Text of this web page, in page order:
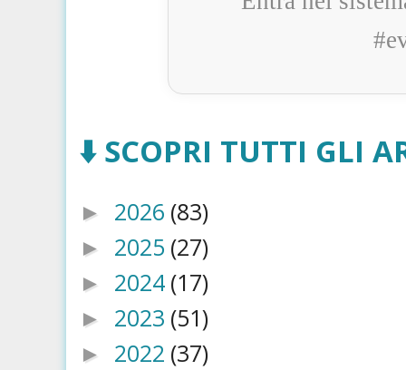
⬇️ SCOPRI TUTTI GLI
► 2026 (83)
► 2025 (27)
► 2024 (17)
► 2023 (51)
► 2022 (37)